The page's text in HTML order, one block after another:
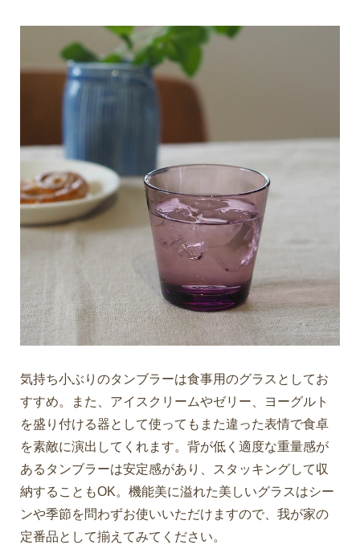
気持ち小ぶりのタンブラーは食事用のグラスとしてお
すすめ。また、アイスクリームやゼリー、ヨーグルト
を盛り付ける器として使ってもまた違った表情で食卓
を素敵に演出してくれます。背が低く適度な重量感が
あるタンブラーは安定感があり、スタッキングして収
納することもOK。機能美に溢れた美しいグラスはシー
ンや季節を問わずお使いいただけますので、我が家の
定番品として揃えてみてください。